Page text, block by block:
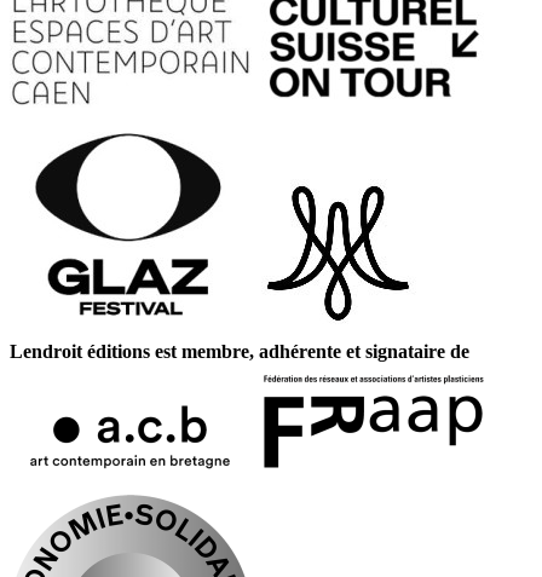
Lendroit éditions est membre, adhérente et signataire de